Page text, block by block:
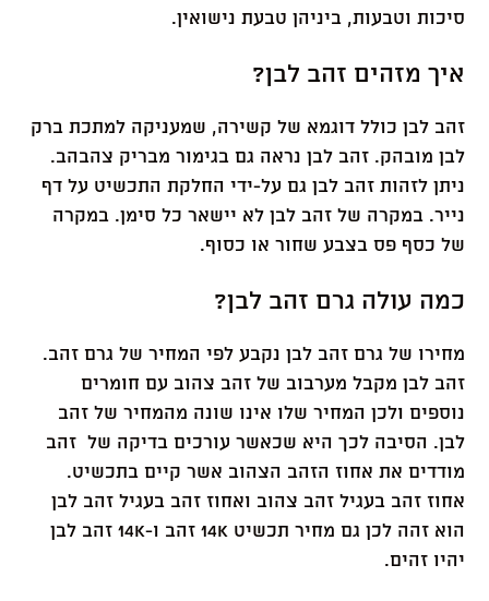
סיכות וטבעות, ביניהן טבעת נישואין.
איך מזהים זהב לבן?
זהב לבן כולל דוגמא של קשירה, שמעניקה למתכת ברק
לבן מובהק. זהב לבן נראה גם בגימור מבריק צהבהב.
ניתן לזהות זהב לבן גם על-ידי החלקת התכשיט על דף
נייר. במקרה של זהב לבן לא יישאר כל סימן. במקרה
של כסף פס בצבע שחור או כסוף.
כמה עולה גרם זהב לבן?
מחירו של גרם זהב לבן נקבע לפי המחיר של גרם זהב.
זהב לבן מקבל מערבוב של זהב צהוב עם חומרים
נוספים ולכן המחיר שלו אינו שונה מהמחיר של זהב
לבן. הסיבה לכך היא שכאשר עורכים בדיקה של זהב
מודדים את אחוז הזהב הצהוב אשר קיים בתכשיט.
אחוז זהב בעגיל זהב צהוב ואחוז זהב בעגיל זהב לבן
הוא זהה לכן גם מחיר תכשיט 14K זהב ו-14K זהב לבן
יהיו זהים.